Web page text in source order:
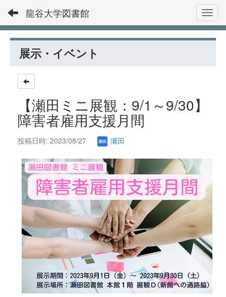
龍谷大学図書館
展示・イベント
【瀬田ミニ展観：9/1～9/30】
障害者雇用支援月間
投稿日時: 2023/08/27 瀬田